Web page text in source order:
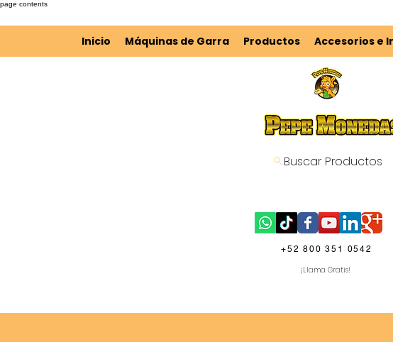
page contents
Buscar Productos
+52 800 351 0542
¡Llama Gratis!
Inicio Máquinas de Garra Productos Accesorios e